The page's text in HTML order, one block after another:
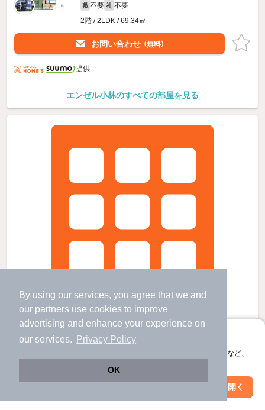
By using our services, you agree that we and
our partners use cookies to improve
advertising and enhance your experience on
our services.
Privacy Policy
OK
アプリに切り替えて、サクサクお部屋探し
会員登録なしですぐ使える。マップ検索やお気に入り保存など、
アプリを開く
敷 不要 礼 不要
2階 / 2LDK / 69.34㎡
お問い合わせ （無料）
提供
エンゼル小林のすべての部屋を見る
福井県福井市高木中央２丁目
絞り込み条件を変更